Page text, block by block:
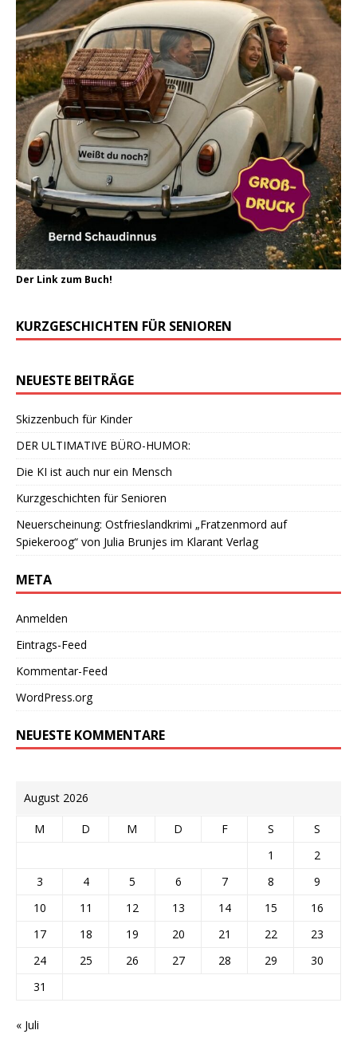
Der Link zum Buch!
KURZGESCHICHTEN FÜR SENIOREN
NEUESTE BEITRÄGE
Skizzenbuch für Kinder
DER ULTIMATIVE BÜRO-HUMOR:
Die KI ist auch nur ein Mensch
Kurzgeschichten für Senioren
Neuerscheinung: Ostfrieslandkrimi „Fratzenmord auf
Spiekeroog“ von Julia Brunjes im Klarant Verlag
META
Anmelden
Eintrags-Feed
Kommentar-Feed
WordPress.org
NEUESTE KOMMENTARE
August 2026
M D M D F S
S
1
2
3
4 5 6 7 8
9
10
11 12 13 14 15
16
17
18 19 20 21 22
23
24
25 26 27 28 29
30
31
« Juli